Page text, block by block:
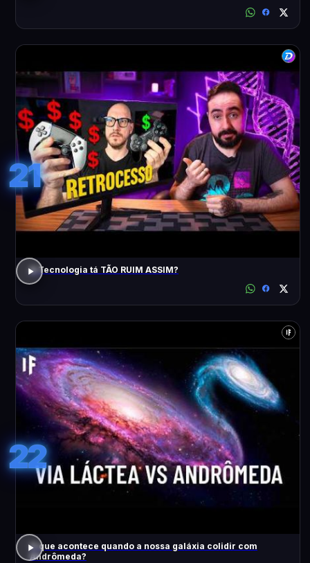
21
A Tecnologia tá TÃO RUIM ASSIM?
22
O que acontece quando a nossa galáxia colidir com
Andrômeda?